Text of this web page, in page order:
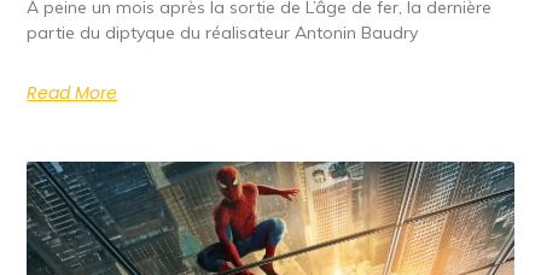
À peine un mois après la sortie de L’âge de fer, la dernière
partie du diptyque du réalisateur Antonin Baudry
Read More